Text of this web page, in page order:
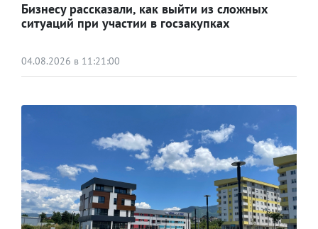
Бизнесу рассказали, как выйти из сложных
ситуаций при участии в госзакупках
04.08.2026 в 11:21:00